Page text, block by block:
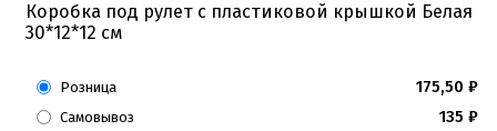
Коробка под рулет с пластиковой крышкой Белая
30*12*12 см
Розница 175,50 ₽
Самовывоз 135 ₽